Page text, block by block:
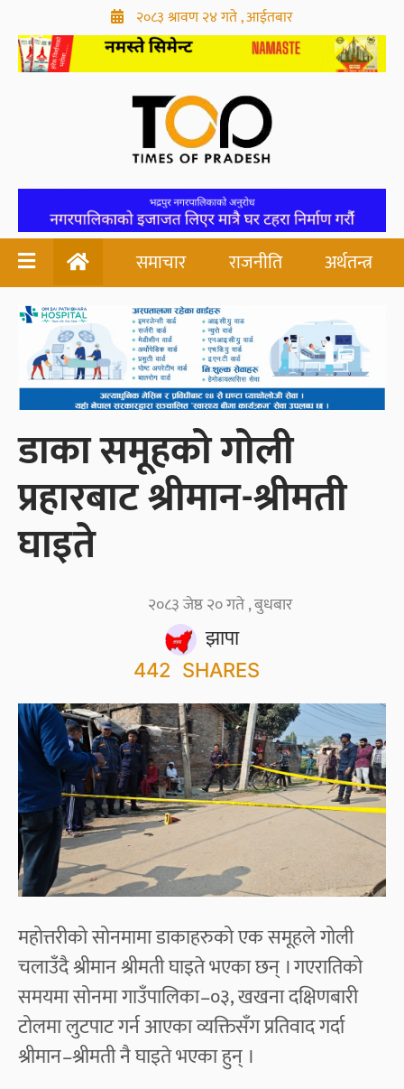
२०८३ श्रावण २४ गते , आईतबार
समाचार राजनीति अर्थतन्त्र
डाका समूहको गोली
प्रहारबाट श्रीमान-श्रीमती
घाइते
झापा
२०८३ जेष्ठ २० गते , बुधबार
442 SHARES
महोत्तरीको सोनमामा डाकाहरुको एक समूहले गोली
चलाउँदै श्रीमान श्रीमती घाइते भएका छन् । गएरातिको
समयमा सोनमा गाउँपालिका–०३, खखना दक्षिणबारी
टोलमा लुटपाट गर्न आएका व्यक्तिसँग प्रतिवाद गर्दा
श्रीमान–श्रीमती नै घाइते भएका हुन् ।